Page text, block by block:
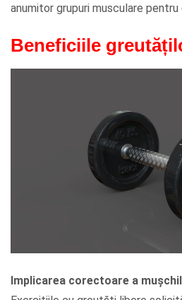
anumitor grupuri musculare
Beneficiile
Implicarea corectoare a